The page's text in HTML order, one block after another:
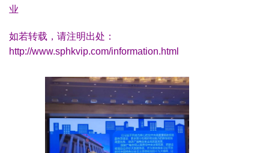
业
如若转载，请注明出处：
http://www.sphkvip.com/information.html